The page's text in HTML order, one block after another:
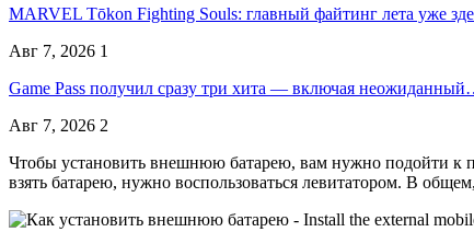
MARVEL Tōkon Fighting Souls: главный файтинг лета уже
Авг 7, 2026 1
Game Pass получил сразу три хита — включая
Авг 7, 2026 2
Чтобы установить внешнюю батарею, вам нужно подойти к
взять батарею, нужно воспользоваться левитатором. В